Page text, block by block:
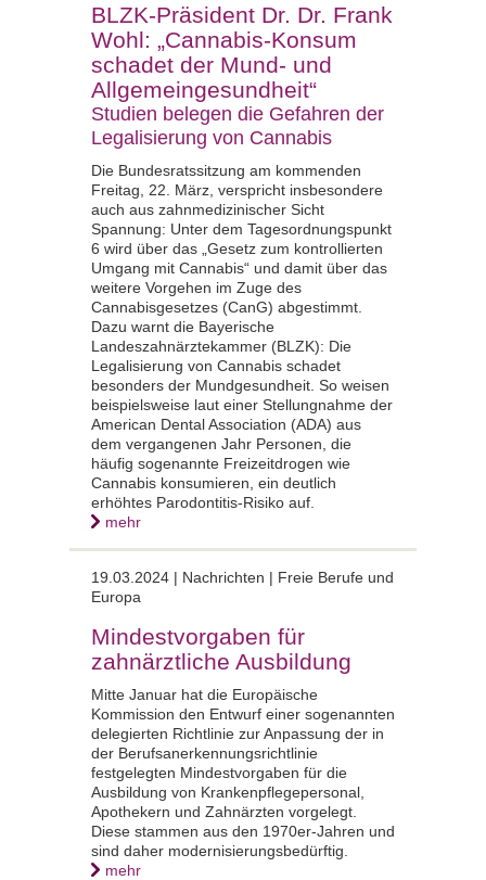
BLZK-Präsident Dr. Dr. Frank
Wohl: „Cannabis-Konsum
schadet der Mund- und
Allgemeingesundheit“
Studien belegen die Gefahren der
Legalisierung von Cannabis
Die Bundesratssitzung am kommenden
Freitag, 22. März, verspricht insbesondere
auch aus zahnmedizinischer Sicht
Spannung: Unter dem Tagesordnungspunkt
6 wird über das „Gesetz zum kontrollierten
Umgang mit Cannabis“ und damit über das
weitere Vorgehen im Zuge des
Cannabisgesetzes (CanG) abgestimmt.
Dazu warnt die Bayerische
Landeszahnärztekammer (BLZK): Die
Legalisierung von Cannabis schadet
besonders der Mundgesundheit. So weisen
beispielsweise laut einer Stellungnahme der
American Dental Association (ADA) aus
dem vergangenen Jahr Personen, die
häufig sogenannte Freizeitdrogen wie
Cannabis konsumieren, ein deutlich
erhöhtes Parodontitis-Risiko auf.
mehr
19.03.2024 | Nachrichten | Freie Berufe und
Europa
Mindestvorgaben für
zahnärztliche Ausbildung
Mitte Januar hat die Europäische
Kommission den Entwurf einer sogenannten
delegierten Richtlinie zur Anpassung der in
der Berufsanerkennungsrichtlinie
festgelegten Mindestvorgaben für die
Ausbildung von Krankenpflegepersonal,
Apothekern und Zahnärzten vorgelegt.
Diese stammen aus den 1970er-Jahren und
sind daher modernisierungsbedürftig.
mehr